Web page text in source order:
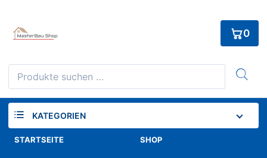
content
Suchen
nach:
0
KATEGORIEN
STARTSEITE SHOP